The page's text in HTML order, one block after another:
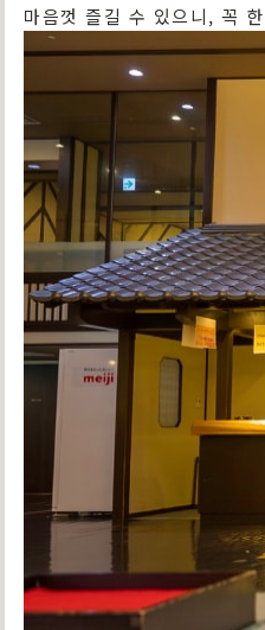
마음껏 즐길 수 있으니, 꼭